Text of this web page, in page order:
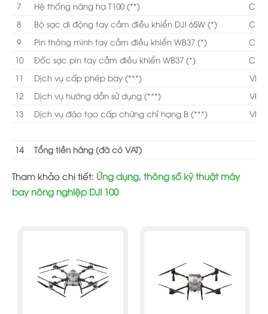
7
Hệ thống nâng hạ T100 (**)
CN
8
Bộ sạc di động tay cầm điều khiển DJI 65W (*)
CN
9
Pin thông minh tay cầm điều khiển WB37 (*)
CN
10
Đốc sạc pin tay cầm điều khiển WB37 (*)
CN
11
Dịch vụ cấp phép bay (***)
VN
12
Dịch vụ hướng dẫn sử dụng (***)
VN
13
Dịch vụ đào tạo cấp chứng chỉ hạng B (***) VN
14 Tổng tiền hàng (đã có VAT)
Tham khảo chi tiết: Ứng dụng, thông số kỹ thuật máy
bay nông nghiệp DJI 100